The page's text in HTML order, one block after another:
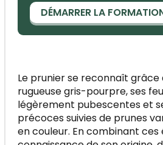
DÉMARRER LA
Le prunier se reconnaît
rugueuse gris-pourpre, ses
légèrement pubescentes et
précoces suivies de prunes
en couleur. En combinant